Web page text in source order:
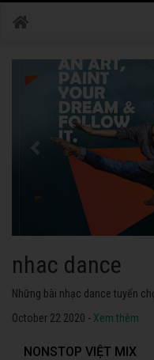
nhac dance
Những bài nhạc dance tuyển
October 22 2020 - Xem thêm
NONSTOP VIỆT MIX